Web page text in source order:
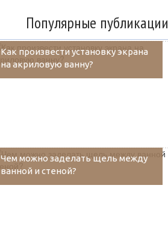
Популярные публикации
Как произвести установку экрана
на акриловую ванну?
Чем можно заделать щель между
ванной и стеной?